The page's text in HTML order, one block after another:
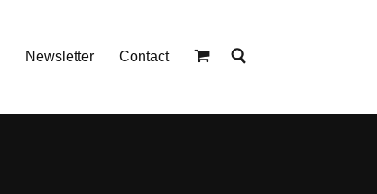
Newsletter Contact